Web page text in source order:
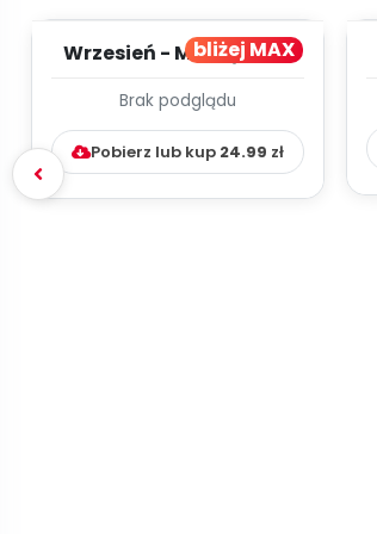
bliżej MAX
Wrzesień - MIESIĘCZNY
WYCHOWAWCZO –
DYDAKTYC...
Brak podglądu
Pobierz lub kup 24.99 zł